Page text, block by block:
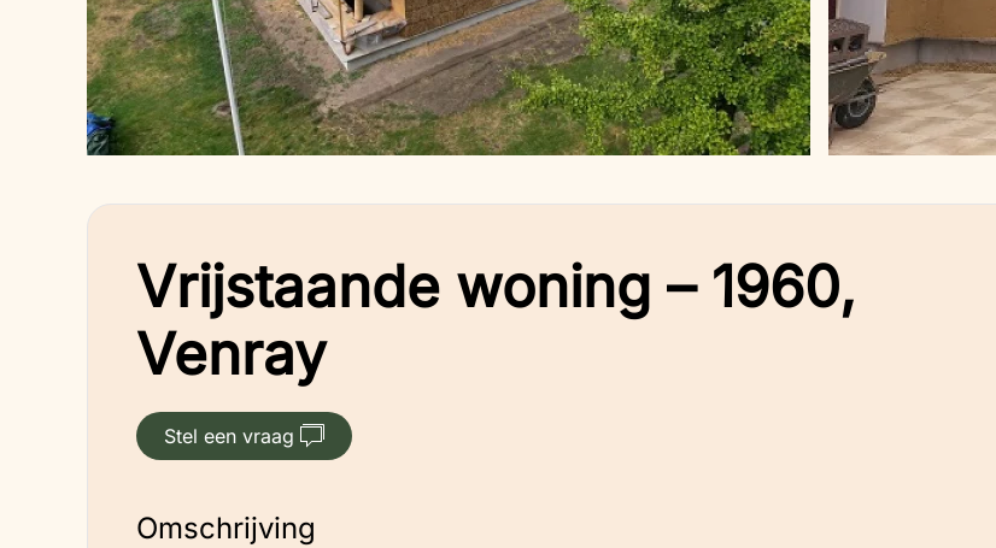
Vrijstaande woning – 1960,
Venray
Stel een vraag
Omschrijving